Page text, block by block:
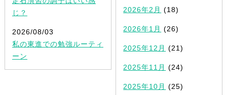
じ？
2026/08/03
私の東進での勉強ルーティ
ーン
2026年2月 (18)
2026年1月 (26)
2025年12月 (21)
2025年11月 (24)
2025年10月 (25)